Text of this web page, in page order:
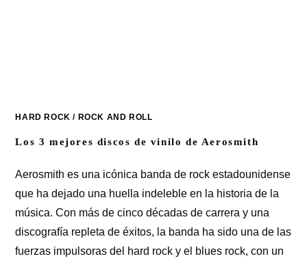
HARD ROCK / ROCK AND ROLL
Los 3 mejores discos de vinilo de Aerosmith
Aerosmith es una icónica banda de rock estadounidense
que ha dejado una huella indeleble en la historia de la
música. Con más de cinco décadas de carrera y una
discografía repleta de éxitos, la banda ha sido una de las
fuerzas impulsoras del hard rock y el blues rock, con un